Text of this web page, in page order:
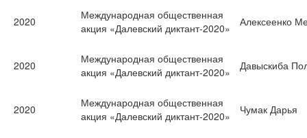
2020
Международная общественная
акция «Далевский диктант-2020»
Алексеенко
2020
Международная общественная
акция «Далевский диктант-2020»
Давыскиба
2020
Международная общественная
акция «Далевский диктант-2020»
Чумак Дарья